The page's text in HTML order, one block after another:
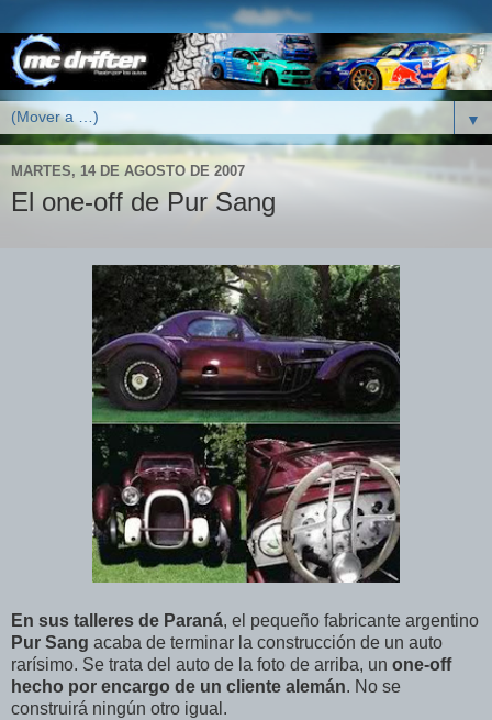
▼
MARTES, 14 DE AGOSTO DE 2007
El one-off de Pur Sang
En sus talleres de Paraná, el pequeño fabricante argentino
Pur Sang acaba de terminar la construcción de un auto
rarísimo. Se trata del auto de la foto de arriba, un one-off
hecho por encargo de un cliente alemán. No se
construirá ningún otro igual.